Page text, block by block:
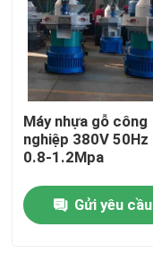
Máy nhựa gỗ công
nghiệp 380V 50Hz
0.8-1.2Mpa
Gửi yêu cầu